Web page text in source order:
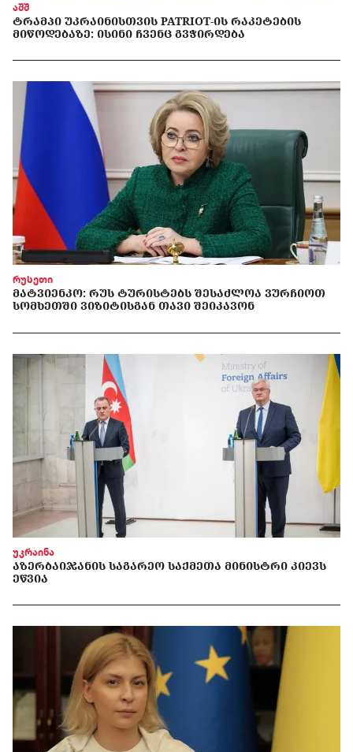
აშშ
ᲢᲠᲐᲛᲞᲘ ᲣᲙᲠᲐᲘᲜᲘᲡᲗᲕᲘᲡ PATRIOT-ᲘᲡ ᲠᲐᲙᲔᲢᲔᲑᲘᲡ
ᲛᲘᲬᲝᲓᲔᲑᲐᲖᲔ: ᲘᲡᲘᲜᲘ ᲩᲕᲔᲜᲪ ᲒᲕᲭᲘᲠᲓᲔᲑᲐ
რუსეთი
ᲛᲐᲢᲕᲘᲔᲜᲙᲝ: ᲠᲣᲡ ᲢᲣᲠᲘᲡᲢᲔᲑᲡ ᲨᲔᲡᲐᲫᲚᲝᲐ ᲕᲣᲠᲩᲘᲝᲗ
ᲡᲝᲛᲮᲔᲗᲨᲘ ᲕᲘᲖᲘᲢᲘᲡᲒᲐᲜ ᲗᲐᲕᲘ ᲨᲔᲘᲙᲐᲕᲝᲜ
უკრაინა
ᲐᲖᲔᲠᲑᲐᲘᲯᲐᲜᲘᲡ ᲡᲐᲒᲐᲠᲔᲝ ᲡᲐᲥᲛᲔᲗᲐ ᲛᲘᲜᲘᲡᲢᲠᲘ ᲙᲘᲔᲕᲡ
ᲔᲬᲕᲘᲐ